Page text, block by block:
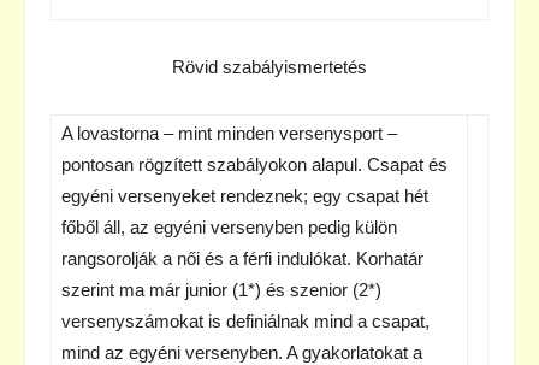
Rövid szabályismertetés
A lovastorna – mint minden versenysport –
pontosan rögzített szabályokon alapul. Csapat és
egyéni versenyeket rendeznek; egy csapat hét
főből áll, az egyéni versenyben pedig külön
rangsorolják a női és a férfi indulókat. Korhatár
szerint ma már junior (1*) és szenior (2*)
versenyszámokat is definiálnak mind a csapat,
mind az egyéni versenyben. A gyakorlatokat a